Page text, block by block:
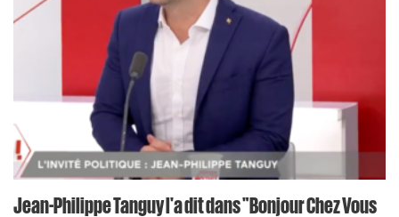
Jean-Philippe Tanguy l'a dit dans "Bonjour Chez Vous